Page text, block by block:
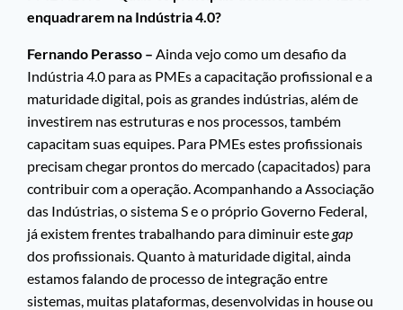
enquadrarem na Indústria 4.0?
Fernando Perasso – Ainda vejo como um desafio da
Indústria 4.0 para as PMEs a capacitação profissional e a
maturidade digital, pois as grandes indústrias, além de
investirem nas estruturas e nos processos, também
capacitam suas equipes. Para PMEs estes profissionais
precisam chegar prontos do mercado (capacitados) para
contribuir com a operação. Acompanhando a Associação
das Indústrias, o sistema S e o próprio Governo Federal,
já existem frentes trabalhando para diminuir estegap
dos profissionais. Quanto à maturidade digital, ainda
estamos falando de processo de integração entre
sistemas, muitas plataformas, desenvolvidas in house ou